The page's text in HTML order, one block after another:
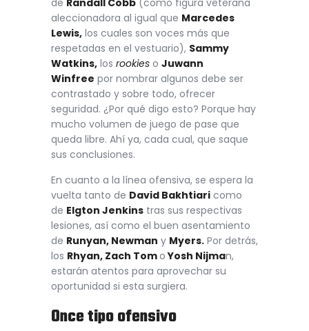
aleccionadora al igual que Marcedes
Lewis, los cuales son voces más que
respetadas en el vestuario), Sammy
Watkins, los rookies o Juwann
Winfree por nombrar algunos debe ser
contrastado y sobre todo, ofrecer
seguridad. ¿Por qué digo esto? Porque hay
mucho volumen de juego de pase que
queda libre. Ahí ya, cada cual, que saque
sus conclusiones.
En cuanto a la línea ofensiva, se espera la
vuelta tanto de David Bakhtiari como
de Elgton Jenkins tras sus respectivas
lesiones, así como el buen asentamiento
de Runyan, Newman y Myers. Por detrás,
los Rhyan, Zach TomoYosh Nijman,
estarán atentos para aprovechar su
oportunidad si esta surgiera.
Once tipo ofensivo